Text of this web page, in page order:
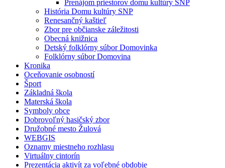
Prenájom priestorov domu kultúry SNP
História Domu kultúry SNP
Renesančný kaštieľ
Zbor pre občianske záležitosti
Obecná knižnica
Detský folklórny súbor Domovinka
Folklórny súbor Domovina
Kronika
Oceňovanie osobností
Šport
Základná škola
Materská škola
Symboly obce
Dobrovoľný hasičský zbor
Družobné mesto Žulová
WEBGIS
Oznamy miestneho rozhlasu
Virtuálny cintorín
Prezentácia aktivít za voľebné obdobie